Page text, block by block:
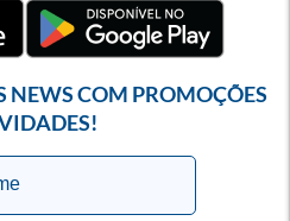
NEWS COM PROMOÇÕES